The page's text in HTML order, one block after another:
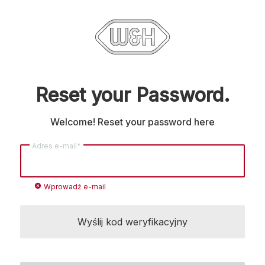
Reset your Password.
Welcome! Reset your password here
Adres e-mail*
cancel Wprowadź e-mail
Wyślij kod weryfikacyjny